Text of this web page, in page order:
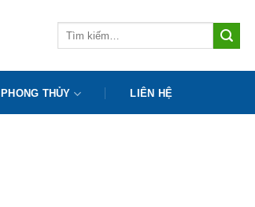
PHONG THỦY LIÊN HỆ